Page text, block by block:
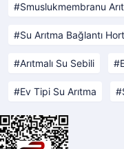
Smuslukmembranu
Su Arıtma Bağlantı
Arıtmalı Su Sebili
Ev Tipi Su Arıtma